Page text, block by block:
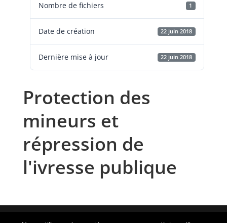
Nombre de fichiers 1
Date de création 22 juin 2018
Dernière mise à jour 22 juin 2018
Protection des
mineurs et
répression de
l'ivresse publique